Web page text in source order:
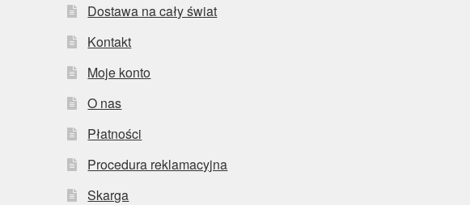
Dostawa na cały świat
Kontakt
Moje konto
O nas
Płatności
Procedura reklamacyjna
Skarga